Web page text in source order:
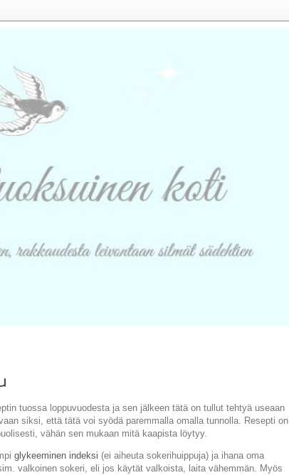
tuossa loppuvuodesta ja sen jälkeen tätä on tullut tehtyä useaan
siksi, että tätä voi syödä paremmalla omalla tunnolla. Resepti on
vähän sen mukaan mitä kaapista löytyy.
glykeeminen indeksi (ei aiheuta sokerihuippuja) ja ihana oma
valkoinen sokeri, eli jos käytät valkoista, laita vähemmän. Myös